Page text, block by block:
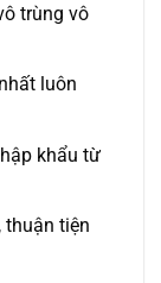
trùng vô
luôn
khẩu từ
thuận tiện